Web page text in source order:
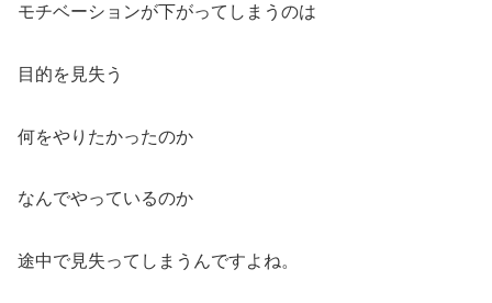
モチベーションが下がってしまうのは
目的を見失う
何をやりたかったのか
なんでやっているのか
途中で見失ってしまうんですよね。